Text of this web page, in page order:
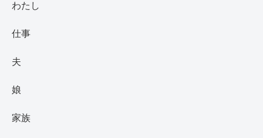
わたし
仕事
夫
娘
家族